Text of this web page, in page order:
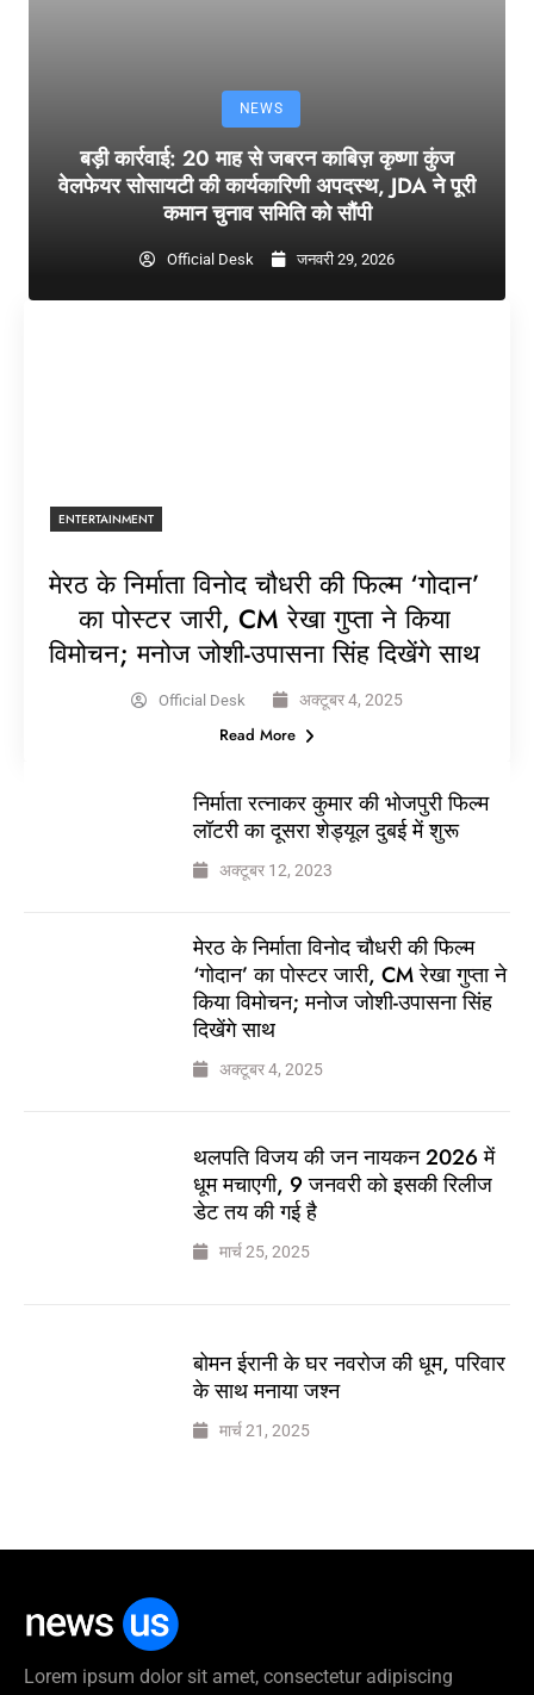
NEWS
बड़ी कार्रवाई: 20 माह से जबरन काबिज़ कृष्णा कुंज
वेलफेयर सोसायटी की कार्यकारिणी अपदस्थ, JDA ने पूरी
कमान चुनाव समिति को सौंपी
Official Desk जनवरी 29, 2026
ENTERTAINMENT
मेरठ के निर्माता विनोद चौधरी की फिल्म ‘गोदान’
का पोस्टर जारी, CM रेखा गुप्ता ने किया
विमोचन; मनोज जोशी-उपासना सिंह दिखेंगे साथ
Official Desk अक्टूबर 4, 2025
Read More
निर्माता रत्नाकर कुमार की भोजपुरी फिल्म
लॉटरी का दूसरा शेड्यूल दुबई में शुरू
अक्टूबर 12, 2023
मेरठ के निर्माता विनोद चौधरी की फिल्म
‘गोदान’ का पोस्टर जारी, CM रेखा गुप्ता ने
किया विमोचन; मनोज जोशी-उपासना सिंह
दिखेंगे साथ
अक्टूबर 4, 2025
थलपति विजय की जन नायकन 2026 में
धूम मचाएगी, 9 जनवरी को इसकी रिलीज
डेट तय की गई है
मार्च 25, 2025
बोमन ईरानी के घर नवरोज की धूम, परिवार
के साथ मनाया जश्न
मार्च 21, 2025
Lorem ipsum dolor sit amet, consectetur adipiscing